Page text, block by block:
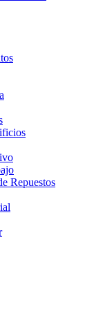
Repuestos